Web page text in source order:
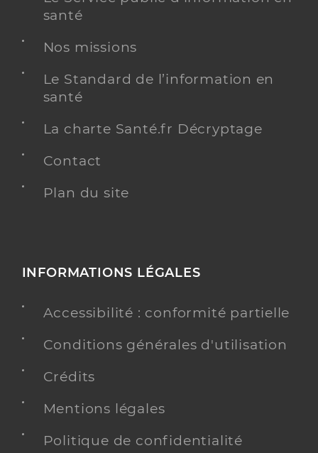
santé
Nos missions
Le Standard de l’information en
santé
La charte Santé.fr Décryptage
Contact
Plan du site
INFORMATIONS LÉGALES
Accessibilité : conformité partielle
Conditions générales d'utilisation
Crédits
Mentions légales
Politique de confidentialité